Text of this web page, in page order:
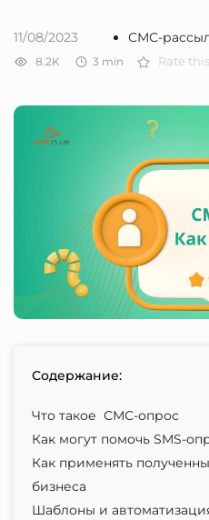
11/08/2023 СМС-
8.2K 3 min Rate
Содержание:
Что такое СМС-опрос
Как могут помочь SMS-
Как применять
бизнеса
Шаблоны и